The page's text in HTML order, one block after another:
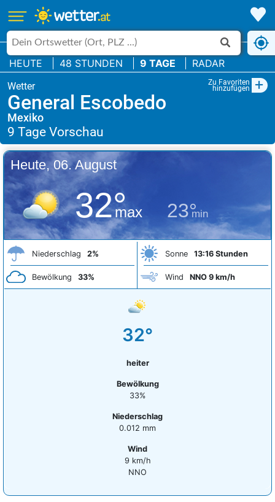
HEUTE 48 STUNDEN 9 TAGE RADAR
Zu Favoriten
hinzufügen +
General Escobedo
Mexiko
Heute, 06. August
32°
max 23°
min
Niederschlag 2%
Bewölkung 33%
Sonne 13:16 Stunden
Wind NNO 9 km/h
32°
heiter
Bewölkung
33%
Niederschlag
0.012 mm
Wind
9 km/h
NNO